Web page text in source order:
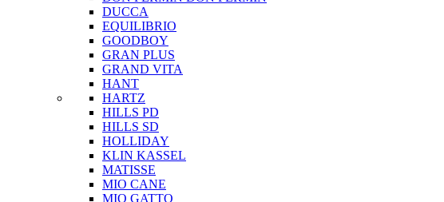
DUCCA
EQUILIBRIO
GOODBOY
GRAN PLUS
GRAND VITA
HANT
HARTZ
HILLS PD
HILLS SD
HOLLIDAY
KLIN KASSEL
MATISSE
MIO CANE
MIO GATTO